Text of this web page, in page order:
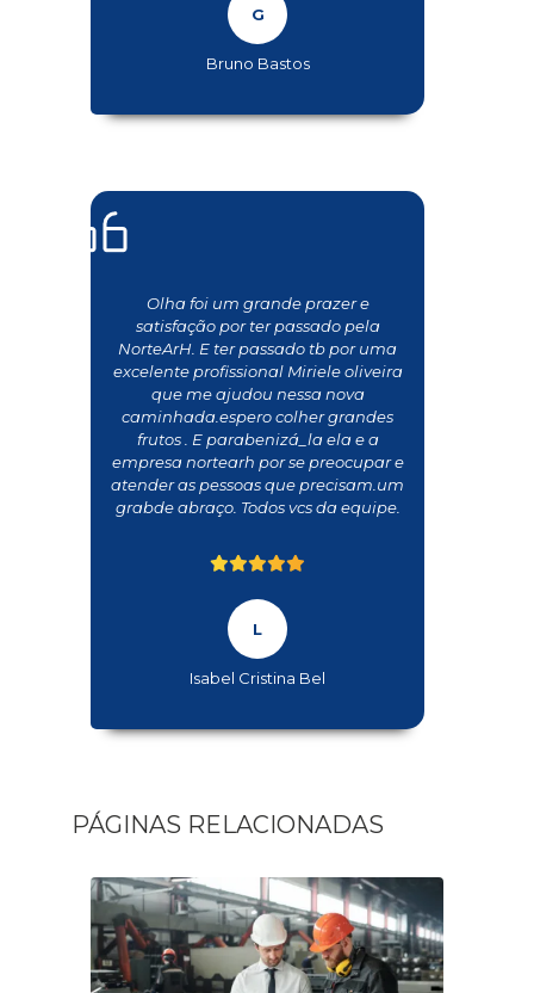
Bruno Bastos
Olha foi um grande prazer e
satisfação por ter passado pela
NorteArH. E ter passado tb por uma
excelente profissional Miriele oliveira
que me ajudou nessa nova
caminhada.espero colher grandes
frutos . E parabenizá_la ela e a
empresa nortearh por se preocupar e
atender as pessoas que precisam.um
grabde abraço. Todos vcs da equipe.
Isabel Cristina Bel
PÁGINAS RELACIONADAS